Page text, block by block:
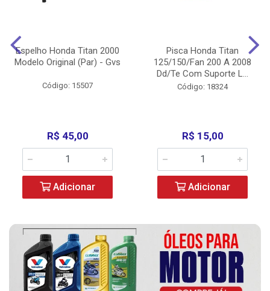
Espelho Honda Titan 2000
Modelo Original (Par) - Gvs
Código: 15507
R$ 45,00
Adicionar
Pisca Honda Titan
125/150/Fan 200 A 2008
Dd/Te Com Suporte L...
Código: 18324
R$ 15,00
Adicionar